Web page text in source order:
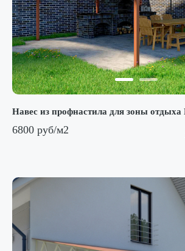
Навес из профнастила для зоны
6800 руб/м2